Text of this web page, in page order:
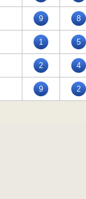
9 8
1 5
2 4
9 2